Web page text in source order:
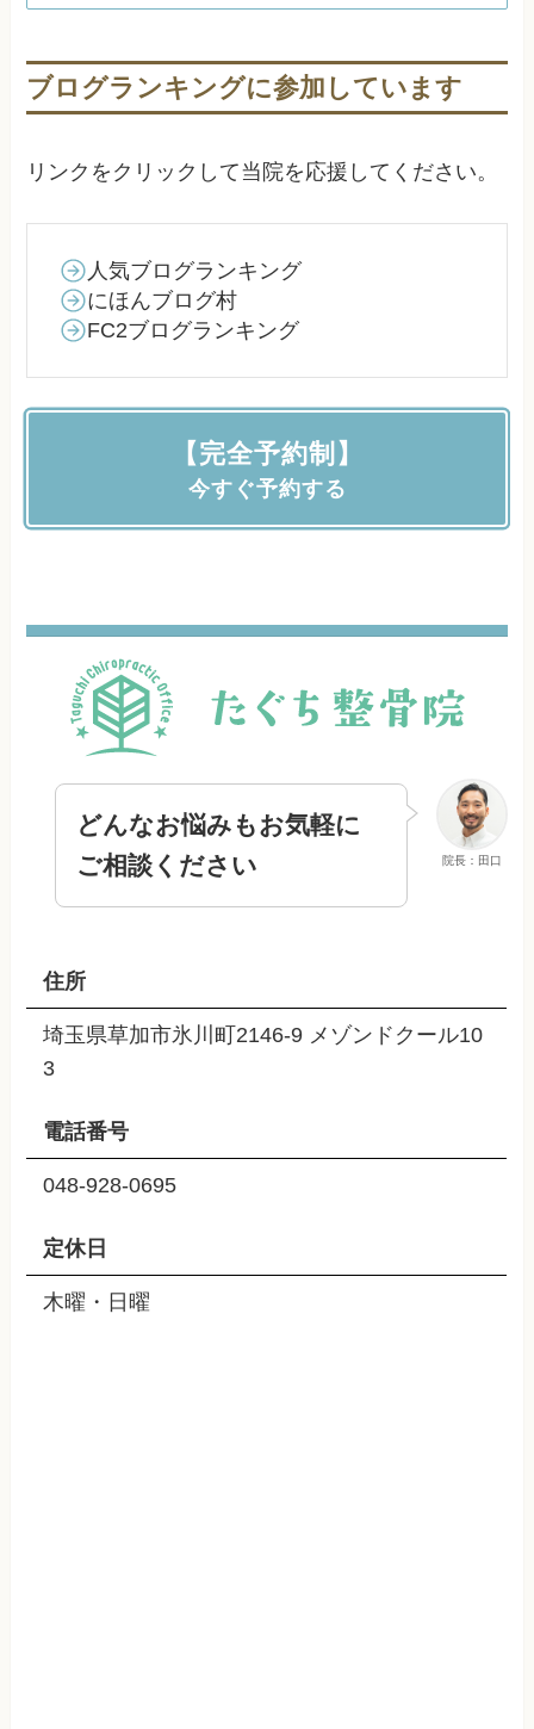
ブログランキングに参加しています
リンクをクリックして当院を応援してください。
人気ブログランキング
にほんブログ村
FC2ブログランキング
【完全予約制】
今すぐ予約する
院長：田口
どんなお悩みもお気軽に
ご相談ください
住所
埼玉県草加市氷川町2146-9 メゾンドクール10
3
電話番号
048-928-0695
定休日
木曜・日曜